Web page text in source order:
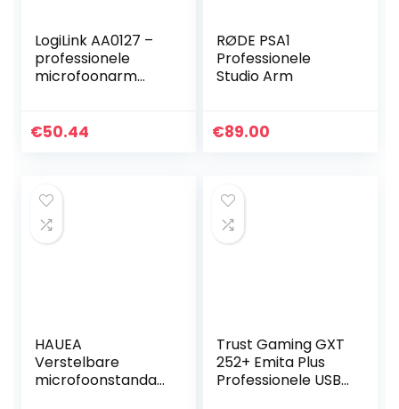
LogiLink AA0127 –
professionele
microfoonarm
game
draaibaar en
flexibele
hoekverstelling
€50.44
RØDE PSA1
Professionele
Studio Arm
€89.00
HAUEA
Verstelbare
microfoonstandaa
Trust Gaming GXT
252+ Emita Plus
Professionele USB